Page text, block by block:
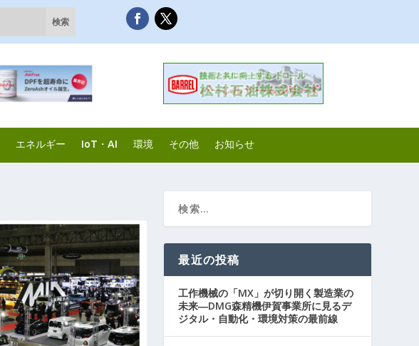
エネルギー IoT・AI 環境 その他 お知らせ
最近の投稿
工作機械の「MX」が切り開く製造業の
未来―DMG森精機伊賀事業所に見るデ
ジタル・自動化・環境対策の最前線